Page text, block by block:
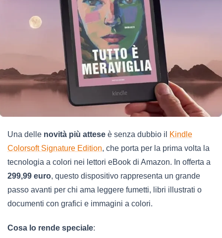
Una delle novità più attese è senza dubbio il
Kindle
Colorsoft Signature Edition, che porta per la prima volta la
tecnologia a colori nei lettori eBook di Amazon. In offerta a
299,99 euro, questo dispositivo rappresenta un grande
passo avanti per chi ama leggere fumetti, libri illustrati o
documenti con grafici e immagini a colori.
Cosa lo rende speciale: